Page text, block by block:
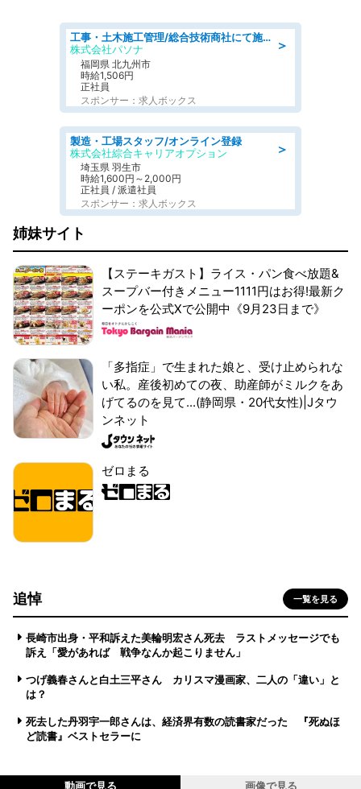
＞
工事・土木施工管理/総合技術商社にて施工管理のお仕事/即日勤務可/車通勤可/工事・土木施工管理/生産・品質管理
株式会社パソナ
福岡県 北九州市
時給1,506円
正社員
スポンサー：求人ボックス
＞
製造・工場スタッフ/オンライン登録
株式会社綜合キャリアオプション
埼玉県 羽生市
時給1,600円～2,000円
正社員 / 派遣社員
スポンサー：求人ボックス
姉妹サイト
【ステーキガスト】ライス・パン食べ放題&
スープバー付きメニュー1111円はお得!最新ク
ーポンを公式Xで公開中《9月23日まで》
「多指症」で生まれた娘と、受け止められな
い私。産後初めての夜、助産師がミルクをあ
げてるのを見て...(静岡県・20代女性)|Jタウ
ンネット
ゼロまる
追悼 一覧を見る
長崎市出身・平和訴えた美輪明宏さん死去 ラストメッセージでも
訴え「愛があれば 戦争なんか起こりません」
つげ義春さんと白土三平さん カリスマ漫画家、二人の「違い」と
は？
死去した丹羽宇一郎さんは、経済界有数の読書家だった 『死ぬほ
ど読書』ベストセラーに
動画で見る 画像で見る